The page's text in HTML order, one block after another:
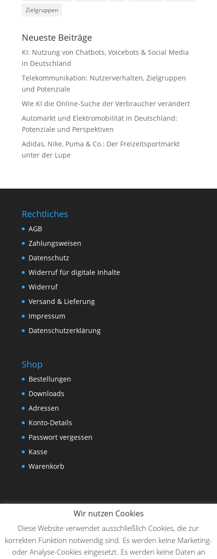
Zielgruppen
Neueste Beiträge
KI: Nutzung von Chatbots, Voicebots & Social Media
in Deutschland
Telekommunikation: Nutzerverhalten, Zielgruppen
und Potenziale
Wie KI die Online-Suche der Verbraucher verändert
Automarkt und Elektromobilität in Deutschland:
Potenziale und Perspektiven
Adidas, Nike, Puma & Co.: Der Freizeitsportmarkt
unter der Lupe
Rechtliches
AGB
Zahlungsweisen
Datenschutz
Widerruf für digitale Inhalte
Widerruf
Versand & Lieferung
Impressum
Datenschutzerklärung
Shop
Bestellungen
Downloads
Adressen
Konto-Details
Passwort vergessen
Kasse
Warenkorb
Wir nutzen Cookies
Diese Website verwendet ausschließlich Cookies, die zur
korrekten Funktion notwendig sind. Es werden keine Marketing-
oder Analyse-Cookies eingesetzt. Es werden keine Daten an